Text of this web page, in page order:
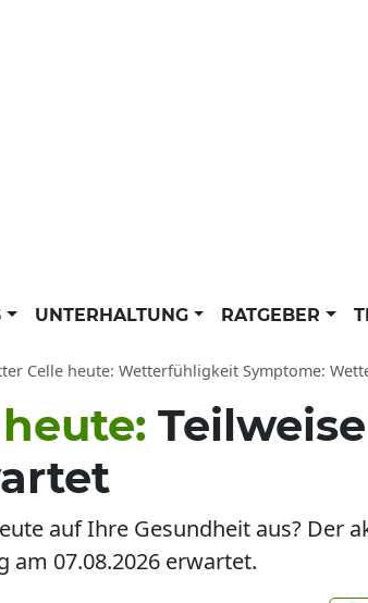
UNTERHALTUNG RATGEBER
Celle heute: Wetterfühligkeit Symptome: Wetter-
auf Ihre Gesundheit aus? Der
am 07.08.2026 erwartet.